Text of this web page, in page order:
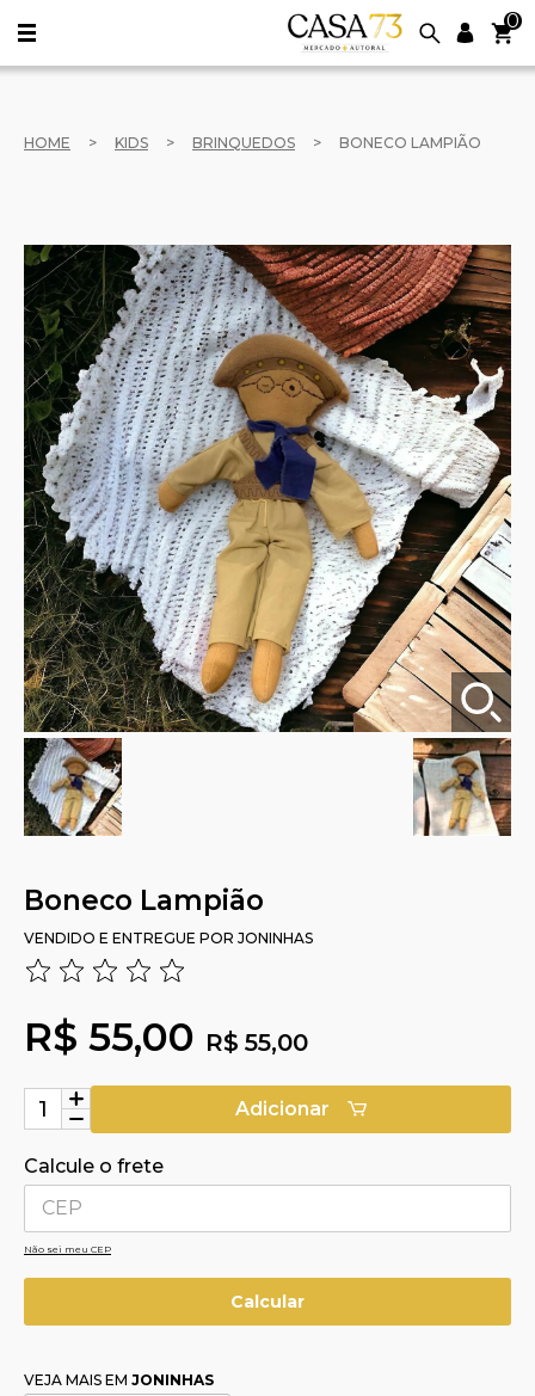
0
HOME > KIDS > BRINQUEDOS > BONECO LAMPIÃO
Boneco Lampião
VENDIDO E ENTREGUE POR JONINHAS
R$ 55,00 R$ 55,00
Adicionar
Calcule o frete
Não sei meu CEP
VEJA MAIS EM JONINHAS